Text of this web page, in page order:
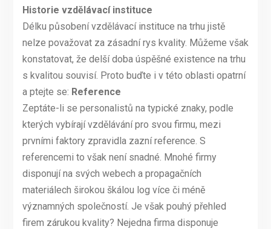
Historie vzdělávací instituce
Délku působení vzdělávací instituce na trhu jistě
nelze považovat za zásadní rys kvality. Můžeme však
konstatovat, že delší doba úspěšné existence na trhu
s kvalitou souvisí. Proto buďte i v této oblasti opatrní
a ptejte se: Reference
Zeptáte-li se personalistů na typické znaky, podle
kterých vybírají vzdělávání pro svou firmu, mezi
prvními faktory zpravidla zazní reference. S
referencemi to však není snadné. Mnohé firmy
disponují na svých webech a propagačních
materiálech širokou škálou log více či méně
významných společností. Je však pouhý přehled
firem zárukou kvality? Nejedna firma disponuje